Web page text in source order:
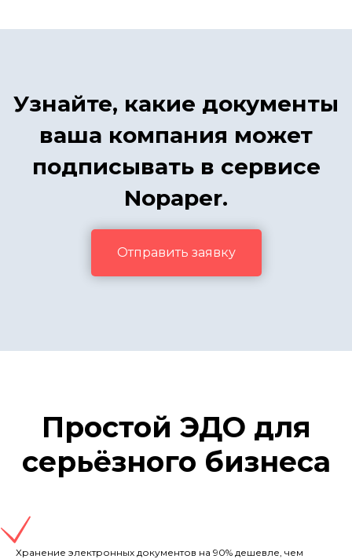
Узнайте, какие документы
ваша компания может
подписывать в сервисе
Nopaper.
Отправить заявку
Простой ЭДО для
серьёзного бизнеса
Хранение электронных документов на 90% дешевле, чем